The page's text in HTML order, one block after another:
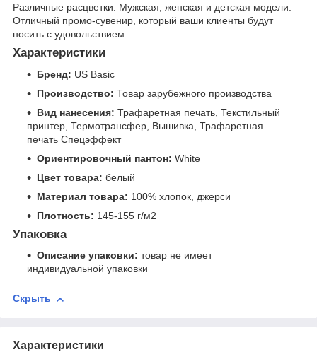
Различные расцветки. Мужская, женская и детская модели.
Отличный промо-сувенир, который ваши клиенты будут
носить с удовольствием.
Характеристики
Бренд: US Basic
Производство: Товар зарубежного производства
Вид нанесения: Трафаретная печать, Текстильный
принтер, Термотрансфер, Вышивка, Трафаретная
печать Спецэффект
Ориентировочный пантон: White
Цвет товара: белый
Материал товара: 100% хлопок, джерси
Плотность: 145-155 г/м2
Упаковка
Описание упаковки: товар не имеет
индивидуальной упаковки
Скрыть
Характеристики